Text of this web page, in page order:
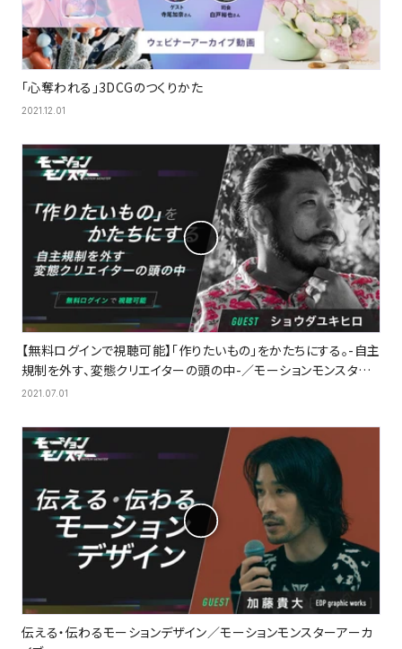
「心奪われる」3DCGのつくりかた
2021.12.01
【無料ログインで視聴可能】「作りたいもの」をかたちにする。-自主
規制を外す、変態クリエイターの頭の中-／モーションモンスター
アーカイブ
2021.07.01
伝える・伝わるモーションデザイン／モーションモンスターアーカ